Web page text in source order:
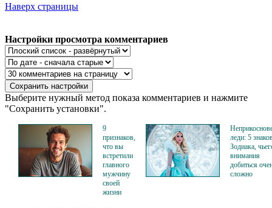
Наверх страницы
Настройки просмотра комментариев
Выберите нужный метод показа комментариев и нажмите
"Сохранить установки".
9
признаков,
что вы
встретили
главного
мужчину
своей
жизни
леди: 5
Зодиака,
внимания
добиться
сложно